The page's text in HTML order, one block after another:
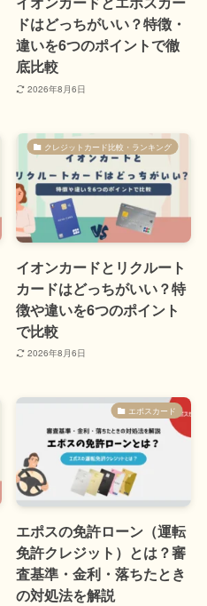
ドはどっちがいい？特徴・
違いを6つのポイントで徹
底比較
2026年8月6日
クレジットカード比較・ランキング
イオンカードとリクルート
カードはどっちがいい？特
徴や違いを6つのポイント
で比較
2026年8月6日
エポスカード
エポスの免許ローン（運転
免許クレジット）とは？審
査基準・金利・落ちたとき
の対処法を解説